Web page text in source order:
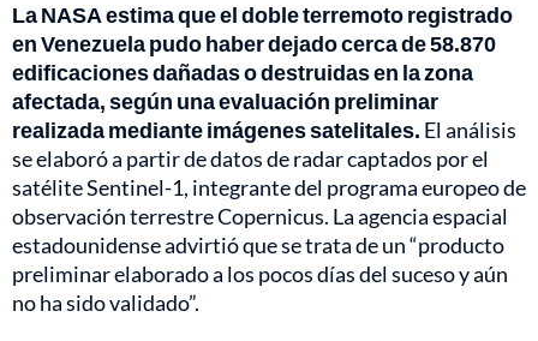
La NASA estima que el doble terremoto registrado
en Venezuela pudo haber dejado cerca de 58.870
edificaciones dañadas o destruidas en la zona
afectada, según una evaluación preliminar
realizada mediante imágenes satelitales. El análisis
se elaboró a partir de datos de radar captados por el
satélite Sentinel-1, integrante del programa europeo de
observación terrestre Copernicus. La agencia espacial
estadounidense advirtió que se trata de un “producto
preliminar elaborado a los pocos días del suceso y aún
no ha sido validado”.